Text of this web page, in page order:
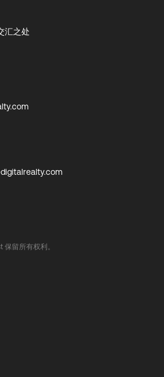
汇之处
保留所有权利。